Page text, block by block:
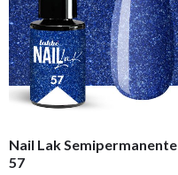
Nail Lak Semipermanente
57